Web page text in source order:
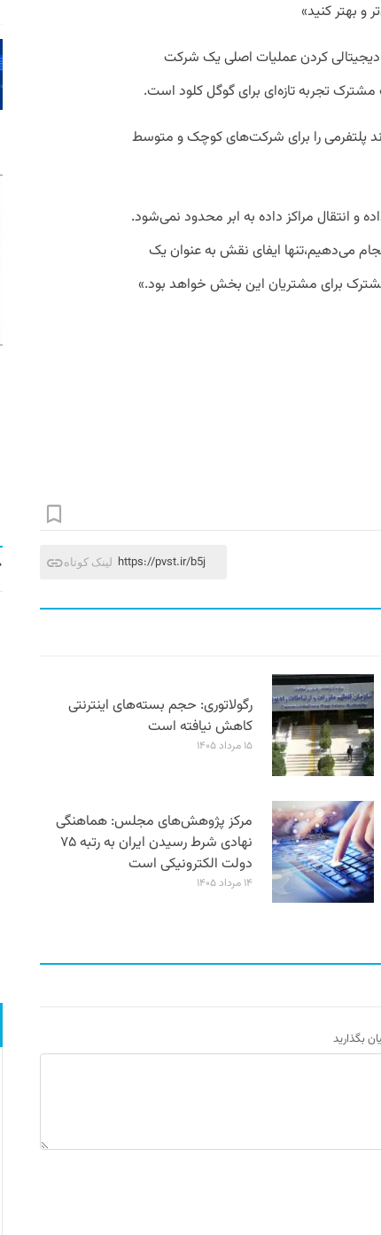
دیجیتالی کردن عملیات اصلی یک شرکت
مشترک تجربه تازه‌ای برای گوگل کلود است.
پلتفرمی را برای شرکت‌های کوچک و متوسط
و انتقال مراکز داده به ابر محدود نمی‌شود.
می‌دهیم،تنها ایفای نقش به عنوان یک
برای مشتریان این بخش خواهد بود.»
لینک کوتاه https://pvst.ir/b5j
رگولاتوری: حجم بسته‌های اینترنتی
کاهش نیافته است
۱۵ مرداد ۱۴۰۵
مرکز پژوهش‌های مجلس: هماهنگی
نهادی شرط رسیدن ایران به رتبه ۷۵
دولت الکترونیکی است
۱۴ مرداد ۱۴۰۵
بگذارید